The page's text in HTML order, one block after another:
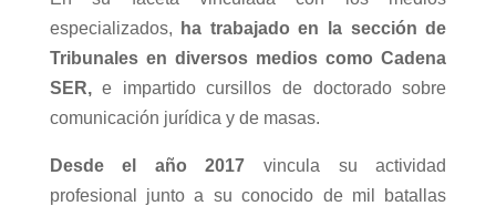
especializados, ha trabajado en la sección de
Tribunales en diversos medios como Cadena
SER,e impartido cursillos de doctorado sobre
comunicación jurídica y de masas.
Desde el año 2017 vincula su actividad
profesional junto a su conocido de mil batallas